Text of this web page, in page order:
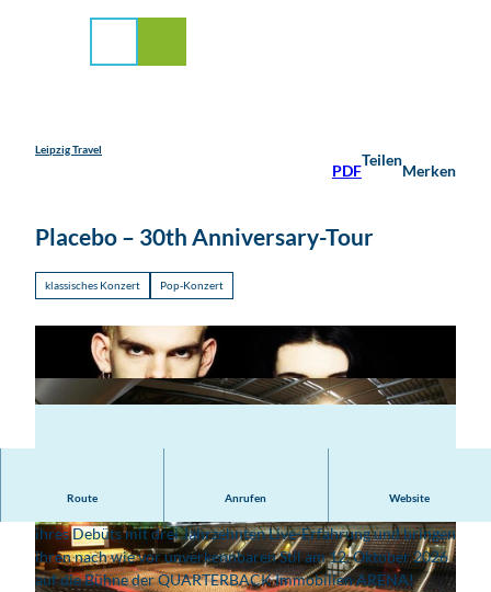
Leipzig Travel
PDF
Teilen
Merken
Placebo – 30th Anniversary-Tour
klassisches Konzert Pop-Konzert
Route Anrufen Website
ihres Debüts mit drei Jahrzehnten Live-Erfahrung und bringen
ihren nach wie vor unverkennbaren Stil am 12. Oktober 2026
auf die Bühne der QUARTERBACK Immobilien ARENA!